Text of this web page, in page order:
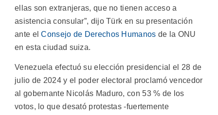
ellas son extranjeras, que no tienen acceso a
asistencia consular”, dijo Türk en su presentación
ante elConsejo de Derechos Humanos de la ONU
en esta ciudad suiza.
Venezuela efectuó su elección presidencial el 28 de
julio de 2024 y el poder electoral proclamó vencedor
al gobernante Nicolás Maduro, con 53 % de los
votos, lo que desató protestas -fuertemente